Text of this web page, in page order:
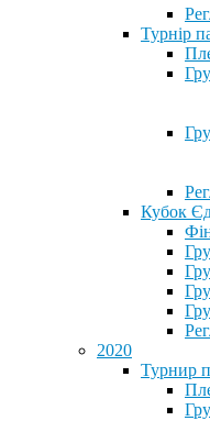
Турнір
Кубок
2020
Турнир